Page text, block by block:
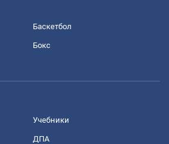
Баскетбол
Бокс
Учебники
ДПА